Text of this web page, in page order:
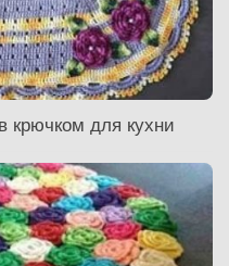
крючком для кухни